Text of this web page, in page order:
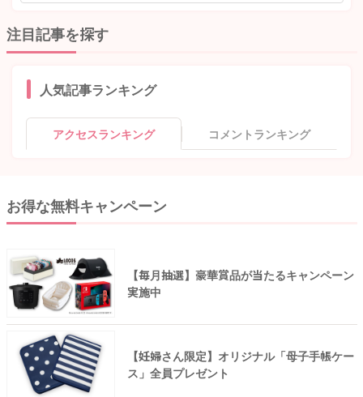
注目記事を探す
人気記事ランキング
アクセスランキング コメントランキング
お得な無料キャンペーン
【毎月抽選】豪華賞品が当たるキャンペーン
実施中
【妊婦さん限定】オリジナル「母子手帳ケー
ス」全員プレゼント